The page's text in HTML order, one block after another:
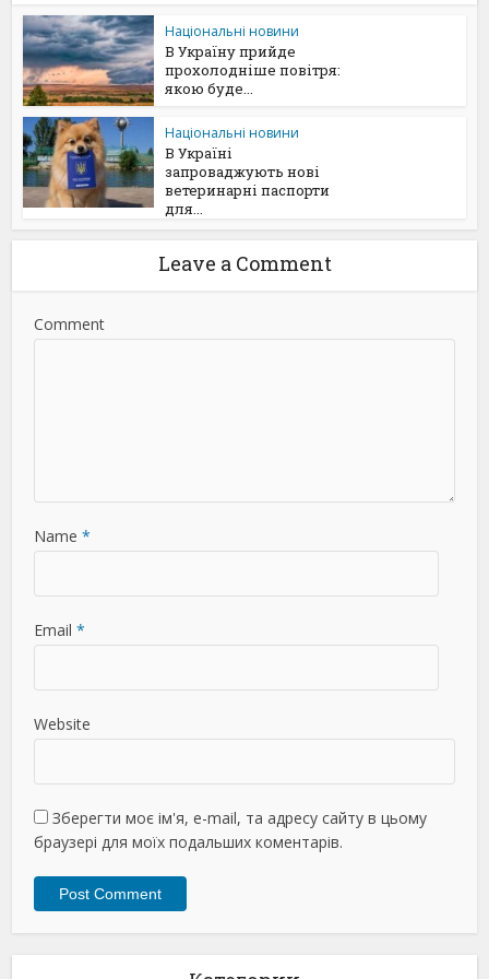
Національні новини
В Україну прийде
прохолодніше повітря:
якою буде...
Національні новини
В Україні
запроваджують нові
ветеринарні паспорти
для...
Leave a Comment
Comment
Name *
Email *
Website
Зберегти моє ім'я, e-mail, та адресу сайту в цьому
браузері для моїх подальших коментарів.